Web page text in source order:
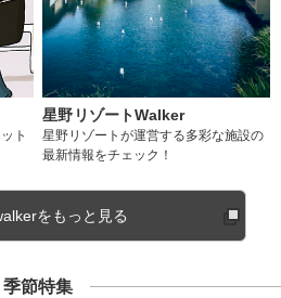
ト
星野リゾートWalker
星野リゾートが運営する多彩な施設の
最新情報をチェック！
をもっと見る
季節特集